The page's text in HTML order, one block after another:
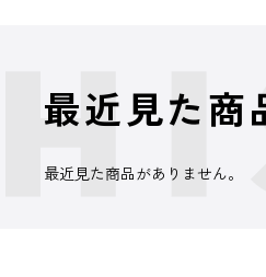
最近見た商
最近見た商品がありません。